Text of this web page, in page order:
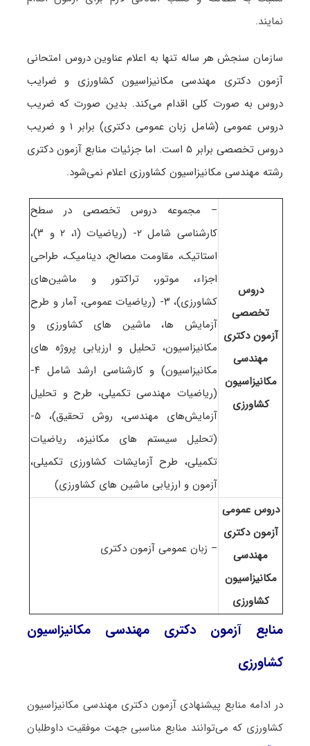
نمایند.
سازمان سنجش هر ساله تنها به اعلام عناوین دروس امتحانی
آزمون دکتری مهندسی مکانیزاسیون کشاورزی و ضرایب
دروس به صورت کلی اقدام می‌کند. بدین صورت که ضریب
دروس عمومی (شامل زبان عمومی دکتری) برابر ۱ و ضریب
دروس تخصصی برابر ۵ است
. اما جزئیات منابع آزمون دکتری
رشته مهندسی مکانیزاسیون کشاورزی اعلام نمی‌شود.
دروس
تخصصی
آزمون دکتری
مهندسی
مکانیزاسیون
کشاورزی
– مجموعه دروس تخصصی در سطح
کارشناسی شامل ۲- (ریاضیات (۱، ۲ و ۳)،
استاتیک، مقاومت مصالح، دینامیک، طراحی
اجزاء، موتور، تراکتور و ماشین‌های
کشاورزی)، ۳- (ریاضیات عمومی، آمار و طرح
آزمایش ها، ماشین های کشاورزی و
مکانیزاسیون، تحلیل و ارزیابی پروژه های
مکانیزاسیون) و کارشناسی ارشد شامل ۴-
(ریاضیات مهندسی تکمیلی، طرح و تحلیل
آزمایش‌های مهندسی، روش تحقیق)، ۵-
(تحلیل سیستم های مکانیزه، ریاضیات
تکمیلی، طرح آزمایشات کشاورزی تکمیلی،
آزمون و ارزیابی ماشین های کشاورزی)
دروس عمومی
آزمون دکتری
مهندسی
مکانیزاسیون
کشاورزی
– زبان عمومی آزمون دکتری
منابع آزمون دکتری مهندسی مکانیزاسیون
کشاورزی
در ادامه منابع پیشنهادی آزمون دکتری مهندسی مکانیزاسیون
کشاورزی که می‌توانند منابع مناسبی جهت موفقیت داوطلبان